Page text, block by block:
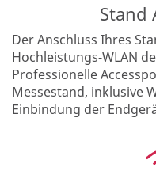
Stand
Der Anschluss Ihres
Hochleistungs-WLAN
Professionelle
Messestand, inklusive
Einbindung der